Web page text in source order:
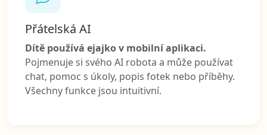
Přátelská AI
Dítě používá ejajko v mobilní aplikaci.
Pojmenuje si svého AI robota a může používat
chat, pomoc s úkoly, popis fotek nebo příběhy.
Všechny funkce jsou intuitivní.